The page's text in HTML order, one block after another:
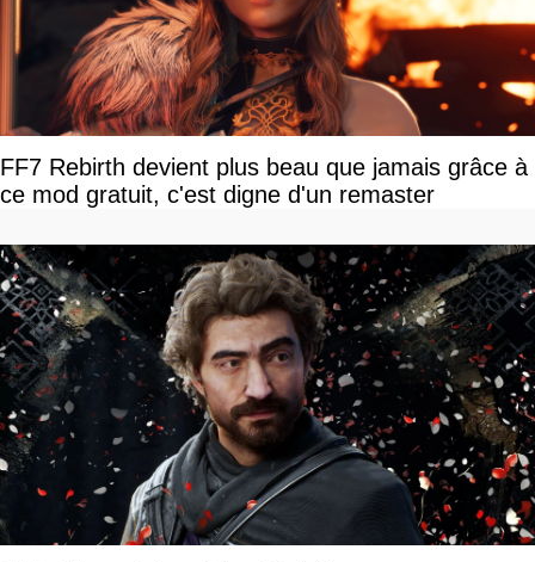
FF7 Rebirth devient plus beau que jamais grâce à
ce mod gratuit, c'est digne d'un remaster